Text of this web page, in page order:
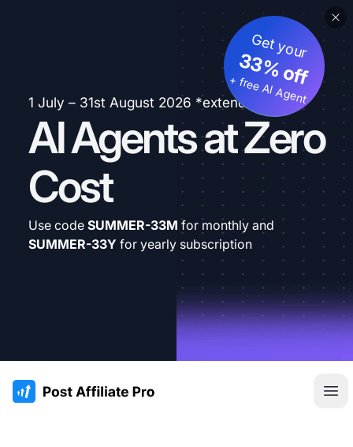
1 July – 31st August 2026 *extended
AI Agents at Zero
Cost
Get your
33% off
+ free AI Agent
Use code SUMMER-33M for monthly and
SUMMER-33Y for yearly subscription
:site.title